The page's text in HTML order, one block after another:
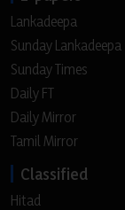
Lankadeepa
Sunday Lankadeepa
Sunday Times
Daily FT
Daily Mirror
Tamil Mirror
Classified
Hitad